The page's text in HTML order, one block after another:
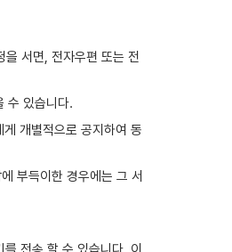
을 서면, 전자우편 또는 전
수 있습니다.
개별적으로 공지하여 동
부득이한 경우에는 그 서